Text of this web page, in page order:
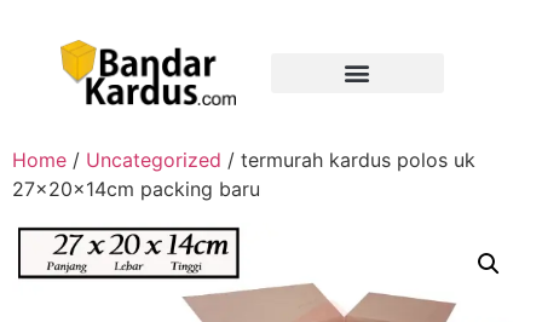
Home / Uncategorized / termurah kardus polos uk
27x20x14cm packing baru